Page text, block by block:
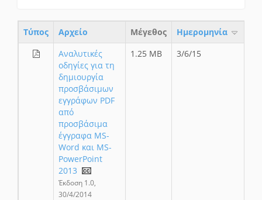
Τύπος Aρχείο Μέγεθος
Ημερομηνία
Αναλυτικές
οδηγίες για τη
δημιουργία
προσβάσιμων
εγγράφων PDF
από
προσβάσιμα
έγγραφα MS-
Word και MS-
PowerPoint
2013
Έκδοση 1.0,
30/4/2014
1.25 MB 3/6/15